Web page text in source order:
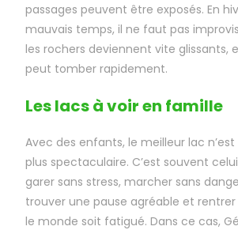
passages peuvent être exposés. En
mauvais temps, il ne faut pas
les rochers deviennent vite glissants,
peut tomber rapidement.
Les lacs à voir en famille
Avec des enfants, le meilleur lac
plus spectaculaire. C’est souvent
garer sans stress, marcher sans
trouver une pause agréable et
le monde soit fatigué. Dans ce cas,